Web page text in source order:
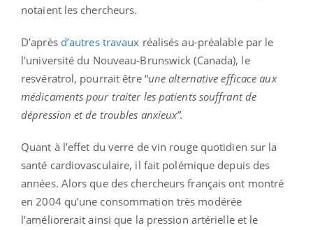
notaient les chercheurs.
D’après d’autres travaux réalisés au-préalable par le
l'université du Nouveau-Brunswick (Canada), le
resvératrol, pourrait être “une alternative efficace aux
médicaments pour traiter les patients souffrant de
dépression et de troubles anxieux”.
Quant à l’effet du verre de vin rouge quotidien sur la
santé cardiovasculaire, il fait polémique depuis des
années. Alors que des chercheurs français ont montré
en 2004 qu’une consommation très modérée
l’améliorerait ainsi que la pression artérielle et le